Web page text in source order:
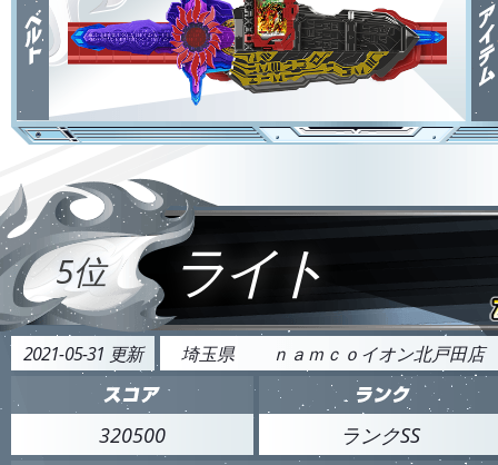
5位 ライト
2021-05-31 更新 埼玉県 ｎａｍｃｏイオン北戸田店
320500 ランクSS